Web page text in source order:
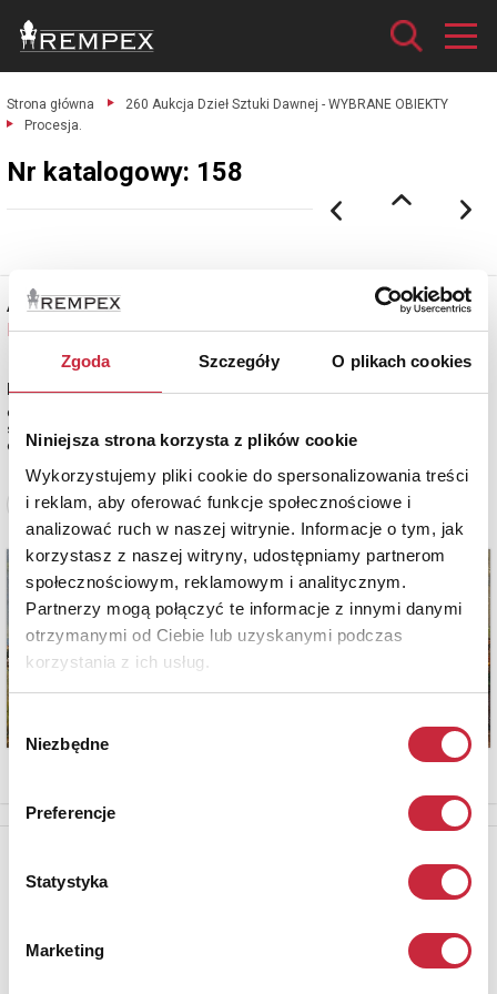
Zgoda Szczegóły O plikach cookies
Niniejsza strona korzysta z plików cookie
Wykorzystujemy pliki cookie do spersonalizowania treści
i reklam, aby oferować funkcje społecznościowe i
analizować ruch w naszej witrynie. Informacje o tym, jak
korzystasz z naszej witryny, udostępniamy partnerom
społecznościowym, reklamowym i analitycznym.
Partnerzy mogą połączyć te informacje z innymi danymi
otrzymanymi od Ciebie lub uzyskanymi podczas
korzystania z ich usług.
Wybór
zgody
Niezbędne
Preferencje
Statystyka
Marketing
Strona główna
260 Aukcja Dzieł Sztuki Dawnej - WYBRANE OBIEKTY
Procesja.
Nr katalogowy: 158
Antoni GRAMATYKA (1841-1922)
Nr katalogowy: 158
Procesja
olej, płótno; 45 x 104,5 cm;
sygn. l. d.: A. Gramatyka.
estymacja: 23 000 - 30 000 zł
Zobacz pełne informacje
Aby otrzymywać informacje o nowych aukcjach, prosimy podać